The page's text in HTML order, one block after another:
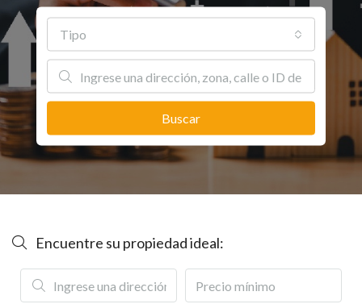
Tipo
Buscar
Encuentre su propiedad ideal: